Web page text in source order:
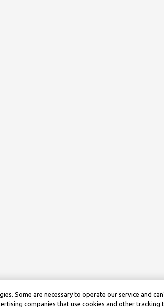
Some are necessary to operate our service and
companies that use cookies and other tracking